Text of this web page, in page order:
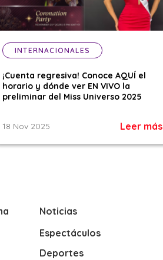
INTERNACIONALES
¡Cuenta regresiva! Conoce AQUÍ el
horario y dónde ver EN VIVO la
preliminar del Miss Universo 2025
18 Nov 2025 Leer más
Noticias
Espectáculos
Deportes